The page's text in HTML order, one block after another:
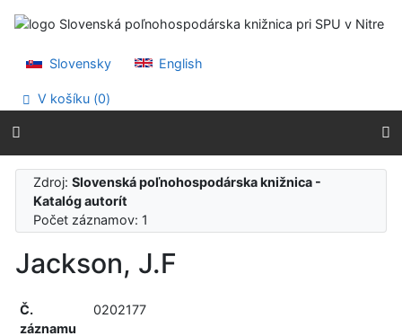
Prejsť na menu
Slovensky
English
V košíku (0)
Zdroj:Slovenská poľnohospodárska knižnica -
Katalóg autorít
Počet záznamov: 1
Jackson, J.F
Č.
záznamu
0202177